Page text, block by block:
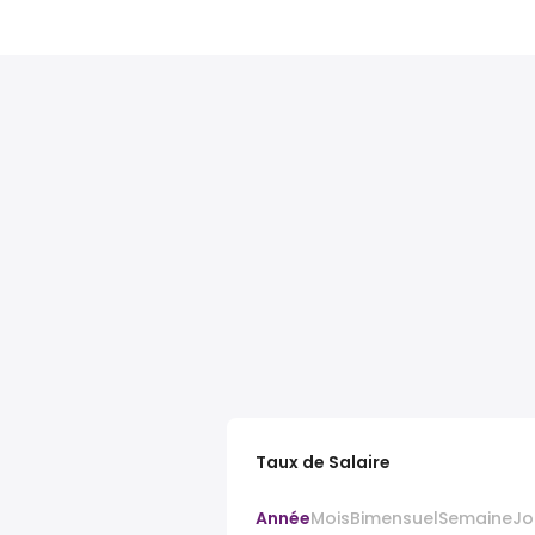
Taux de Salaire
AnnéeMoisBimensuelSemaine